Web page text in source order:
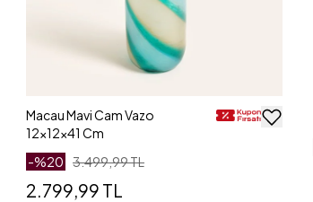
Macau Mavi Cam Vazo
12x12x41 Cm
-%20 3.499,99 TL
2.799,99 TL